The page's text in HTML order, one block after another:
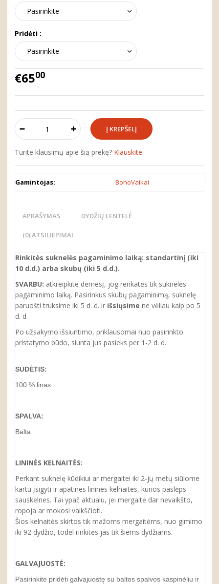
Pridėti :
€6500
Turite klausimų apie šią prekę? Klauskite
Gamintojas: BohoVaikai
APRAŠYMAS DYDŽIŲ LENTELĖ
(0) ATSILIEPIMAI
Rinkitės suknelės pagaminimo laiką: standartinį (iki
10 d.d.) arba skubų (iki 5 d.d.).
SVARBU: atkreipkite dėmesį, jog renkatės tik suknelės
pagaminimo laiką. Pasirinkus skubų pagaminimą, suknelę
paruošti truksime iki 5 d. d. ir išsiųsime ne vėliau kaip po 5
d. d.
Po užsakymo išsiuntimo, priklausomai nuo pasirinkto
pristatymo būdo, siunta jus pasieks per 1-2 d. d.
SUDĖTIS:
100 % linas
SPALVA:
Balta
LININĖS KELNAITĖS:
Perkant suknelę kūdikiui ar mergaitei iki 2-jų metų siūlome
kartu įsigyti ir apatines linines kelnaites, kurios paslėps
sauskelnes. Tai ypač aktualu, jei mergaitė dar nevaikšto,
ropoja ar mokosi vaikščioti.
Šios kelnaitės skirtos tik mažoms mergaitėms, nuo gimimo
iki 92 dydžio, todėl rinkitės jas tik šiems dydžiams.
GALVAJUOSTĖ:
Pasirinkite pridėti galvajuostę su baltos spalvos kaspinėliu ir